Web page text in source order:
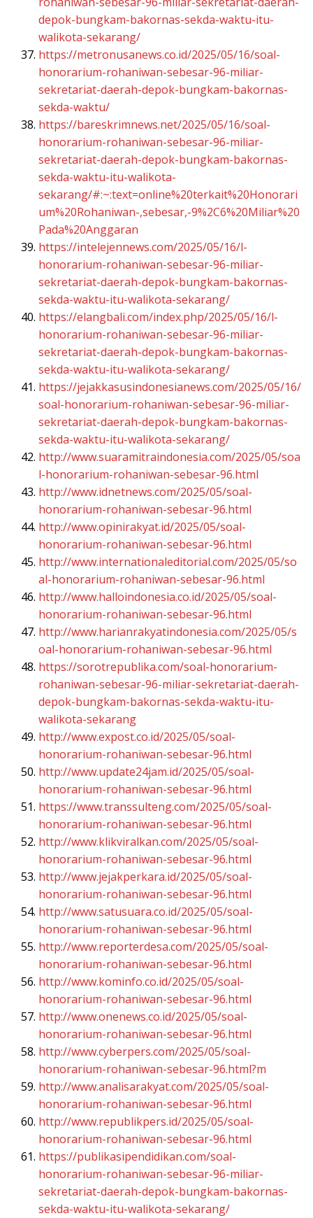
depok-bungkam-bakornas-sekda-waktu-itu-
walikota-sekarang/
https://metronusanews.co.id/2025/05/16/soal-
honorarium-rohaniwan-sebesar-96-miliar-
sekretariat-daerah-depok-bungkam-bakornas-
sekda-waktu/
https://bareskrimnews.net/2025/05/16/soal-
honorarium-rohaniwan-sebesar-96-miliar-
sekretariat-daerah-depok-bungkam-bakornas-
sekda-waktu-itu-walikota-
sekarang/#:~:text=online%20terkait%20Honorari
um%20Rohaniwan-,sebesar,-9%2C6%20Miliar%20
Pada%20Anggaran
https://intelejennews.com/2025/05/16/l-
honorarium-rohaniwan-sebesar-96-miliar-
sekretariat-daerah-depok-bungkam-bakornas-
sekda-waktu-itu-walikota-sekarang/
https://elangbali.com/index.php/2025/05/16/l-
honorarium-rohaniwan-sebesar-96-miliar-
sekretariat-daerah-depok-bungkam-bakornas-
sekda-waktu-itu-walikota-sekarang/
https://jejakkasusindonesianews.com/2025/05/16/
soal-honorarium-rohaniwan-sebesar-96-miliar-
sekretariat-daerah-depok-bungkam-bakornas-
sekda-waktu-itu-walikota-sekarang/
http://www.suaramitraindonesia.com/2025/05/soa
l-honorarium-rohaniwan-sebesar-96.html
http://www.idnetnews.com/2025/05/soal-
honorarium-rohaniwan-sebesar-96.html
http://www.opinirakyat.id/2025/05/soal-
honorarium-rohaniwan-sebesar-96.html
http://www.internationaleditorial.com/2025/05/so
al-honorarium-rohaniwan-sebesar-96.html
http://www.halloindonesia.co.id/2025/05/soal-
honorarium-rohaniwan-sebesar-96.html
http://www.harianrakyatindonesia.com/2025/05/s
oal-honorarium-rohaniwan-sebesar-96.html
https://sorotrepublika.com/soal-honorarium-
rohaniwan-sebesar-96-miliar-sekretariat-daerah-
depok-bungkam-bakornas-sekda-waktu-itu-
walikota-sekarang
http://www.expost.co.id/2025/05/soal-
honorarium-rohaniwan-sebesar-96.html
http://www.update24jam.id/2025/05/soal-
honorarium-rohaniwan-sebesar-96.html
https://www.transsulteng.com/2025/05/soal-
honorarium-rohaniwan-sebesar-96.html
http://www.klikviralkan.com/2025/05/soal-
honorarium-rohaniwan-sebesar-96.html
http://www.jejakperkara.id/2025/05/soal-
honorarium-rohaniwan-sebesar-96.html
http://www.satusuara.co.id/2025/05/soal-
honorarium-rohaniwan-sebesar-96.html
http://www.reporterdesa.com/2025/05/soal-
honorarium-rohaniwan-sebesar-96.html
http://www.kominfo.co.id/2025/05/soal-
honorarium-rohaniwan-sebesar-96.html
http://www.onenews.co.id/2025/05/soal-
honorarium-rohaniwan-sebesar-96.html
http://www.cyberpers.com/2025/05/soal-
honorarium-rohaniwan-sebesar-96.html?m
http://www.analisarakyat.com/2025/05/soal-
honorarium-rohaniwan-sebesar-96.html
http://www.republikpers.id/2025/05/soal-
honorarium-rohaniwan-sebesar-96.html
https://publikasipendidikan.com/soal-
honorarium-rohaniwan-sebesar-96-miliar-
sekretariat-daerah-depok-bungkam-bakornas-
sekda-waktu-itu-walikota-sekarang/